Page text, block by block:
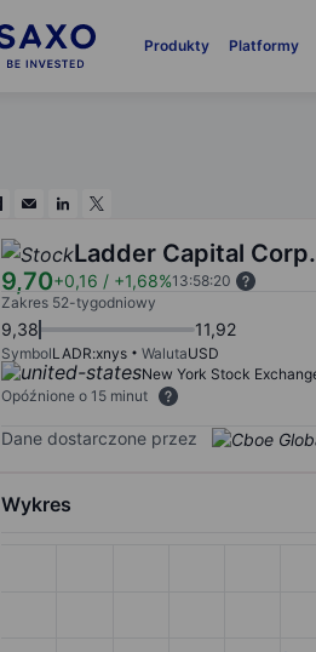
Produkty Platformy
Ladder Capital Corp.
9,70+0,16 / +1,68%13:58:20
Zakres 52-tygodniowy
9,38 11,92
SymbolLADR:xnys WalutaUSD
New York Stock
Opóźnione o 15 minut
Dane dostarczone przez
Wykres
The chart has 1 X axis displaying